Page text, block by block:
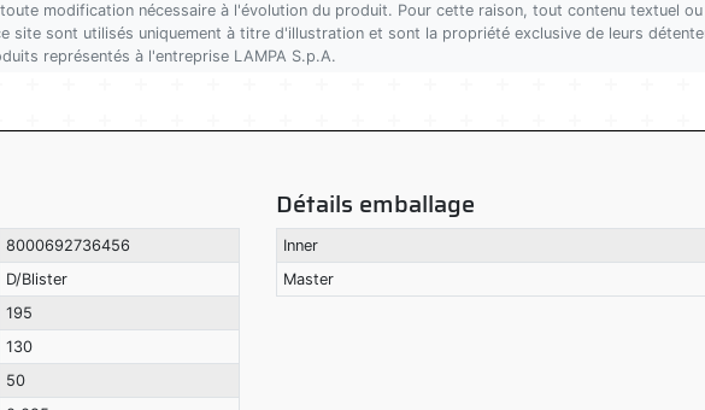
modification nécessaire à l'évolution du produit. Pour cette raison, tout contenu textuel
site sont utilisés uniquement à titre d'illustration et sont la propriété exclusive de leurs
représentés à l'entreprise LAMPA S.p.A.
8000692736456
D/Blister
195
130
50
Détails emballage
Inner
Master